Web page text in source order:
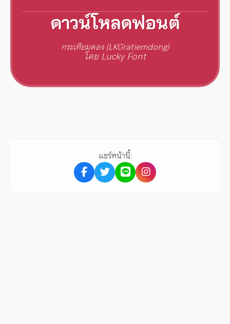
ดาวน์โหลดฟอนต์
กระเทียมดอง (LKGratiemdong)
โดย Lucky Font
แชร์หน้านี้: